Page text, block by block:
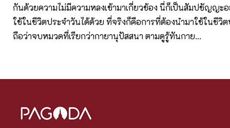
กันด้วยความไม่มีความหลงเข้ามาเกี่ยวข้อง นี่ก็เป็นสัมปชัญญะ
ใช้ในชีวิตประจำวันได้ด้วย ที่จริงก็คือการที่ต้องนำมาใช้ในชีวิ
ถือว่าจบหมวดที่เรียกว่ากายานุปัสสนา ตามดูรู้ทันกาย...